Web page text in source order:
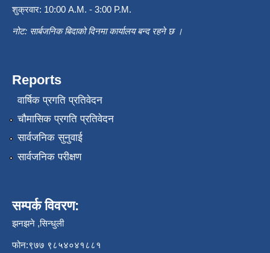
शुक्रवार: 10:00 A.M. - 3:00 P.M.
नोट: सार्बजनिक बिदाको दिनमा कार्यालय बन्द रहने छ ।
Reports
वार्षिक प्रगति प्रतिवेदन
चौमासिक प्रगति प्रतिवेदन
सार्वजनिक सुनुवाई
सार्वजनिक परीक्षण
सम्पर्क विवरण:
झनझने ,सिन्धुली
फोन:९७७ ९८५४०४१८८१